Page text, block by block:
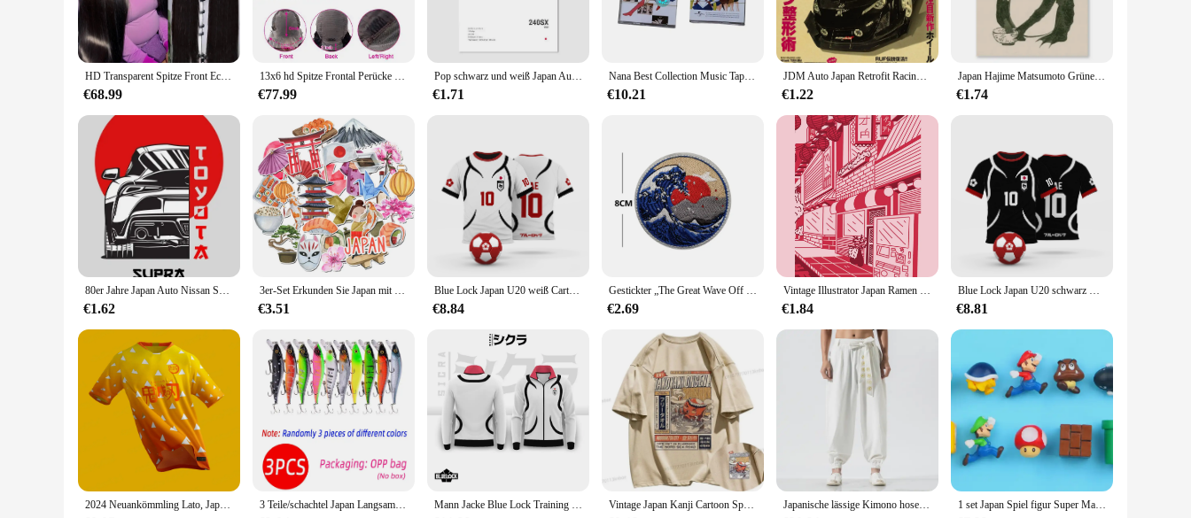
**Versatile and Convenient**
Whether you're a professional stylist or a home user, the Japan NSK kugellager 17 40 10 is designed to cater to a wide range of hair styling needs. Its versatile nature allows for easy integration into
various hair replacement sets, making it a go-to choice for vendors and suppliers looking to offer a reliable product to their customers. The sets are available in convenient quantities, ensuring that you
have enough to meet your styling demands.
**Optimized for User Comfort**
grip, reducing hand fatigue during prolonged use. The lightweight construction ensures that the product remains comfortable to handle, even during the most intricate styling tasks. This attention to
detail makes it an excellent choice for both professional stylists and home users alike.
HD Transparent Spitze Front Echthaar Perücke 13x4 13x6 Gerade Frontal Perücke Vor Gezupft 5x5 HD Spitze Verschluss Perücke Beliself Haar
€68.99
13x6 hd Spitze Frontal Perücke Knochen gerade Echthaar Perücken vor gezupft HD Spitze Perücke 13x6 Echthaar volle Frontal Perücken Beli self Haar
€77.99
Pop schwarz und weiß Japan Autos Luxus Supersport Auto Poster Ästhetik r34 gtr 240sx Leinwand druck für Wand kunst Garage Raum dekor
€1.71
Nana Best Collection Music Tapes Japan Anime Soundtrack Musik Magnetische Walkman Kassetten Sammlerstück Gedenkgeburtstagsgeschenk
€10.21
JDM Auto Japan Retrofit Racing Retro 90s Poster Wand Diagramm Drucke Poster Home Living Bed Room Decor Rahmenlose Wand malerei
€1.22
Japan Hajime Matsumoto Grüner Frosch Wandkunst Retro Trendy Ukiyo-e Frosch Holzschnitt Druck Poster Galerie Wohnzimmer Leinwand Gemälde
€1.74
80er Jahre Japan Auto Nissan Skyline R34 Poster und Drucke berühmte GTR Autos Mazda RX7 JDM Leinwand Malerei Wand kunst Home Boys Zimmer Dekor
€1.62
3er-Set Erkunden Sie Japan mit unseren atember aub enden Reise aufklebern-perfekt für Scrap booking, Zeitschriften und Dekorieren
€3.51
Blue Lock Japan U20 weiß Cartoon Anime Cosplay Männer Trikot Sommer Kurzarm Kinder T-Shirts 2024 Mode Frauen T-Shirt
€8.84
Gestickter „The Great Wave Off Kanagawa Japan“-Aufnäher, taktische Aufnäher mit Hakenrücken, Abzeichen für individuelle Rucksäcke
€2.69
Vintage Illustrator Japan Ramen Kunst Poster Tier Ramen Sushi Malerei Wand kunst Dekoration Kawaii Raum dekor Leinwand Poster
€1.84
Blue Lock Japan U20 schwarz Cartoon Anime Cosplay Männer Trikot Sommer Kurzarm Kinder T-Shirts schnell trocknende Mode Frauen T-Shirt
€8.81
2024 Neuankömmling Lato, Japan, Dämonentöter, Cartoon-T-Shirt, dlaoji roz Ohio, Letnia, koszulka 3D-Druckowan 3 Teile/schachtel Japan Langsam Sinkende Minnow Angeln Lockt 12cm 14g Jerkbait Bass Pike Carkbait Wobbler Swimbait Professionelle köder Mann Jacke Blue Lock Training Track Top Japan U-20 Anime Cosplay Ball Manga Street Top Vintage Japan Kanji Cartoon Spaß Grafik T-Shirts Kawaii Kleidung Streetwear übergroße Khaki Tops 2024 Sommer große Harajuku Tops Japanische lässige Kimono hose lose Harajuku Hose Japan Männer traditionelle Harems hose männlich bestickte Jogging hose Streetwear 1 set Japan Spiel figur Super Mario Bros Kühlschrank Magnete Kühlschrank Aufkleber Ornament Luigi Yoshi Kröte Mini Figur Puppe